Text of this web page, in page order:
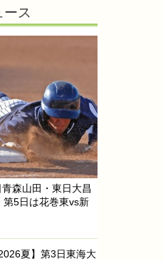
ス
森山田・東日大昌
5日は花巻東vs新
夏】第3日東海大